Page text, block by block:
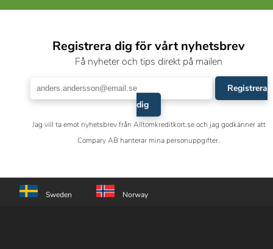
Registrera dig för vårt nyhetsbrev
Få nyheter och tips direkt på mailen
Registrera
dig
Jag vill ta emot nyhetsbrev från Alltomkreditkort.se och jag godkänner att
Compary AB hanterar mina personuppgifter.
Sweden Norway